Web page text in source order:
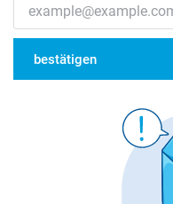
bestätigen